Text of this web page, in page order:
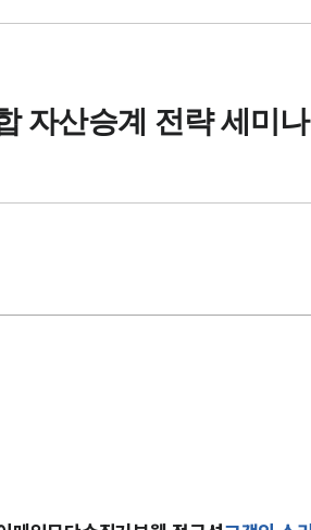
자산승계 전략 세미나